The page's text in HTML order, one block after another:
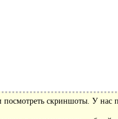
скриншоты. У нас